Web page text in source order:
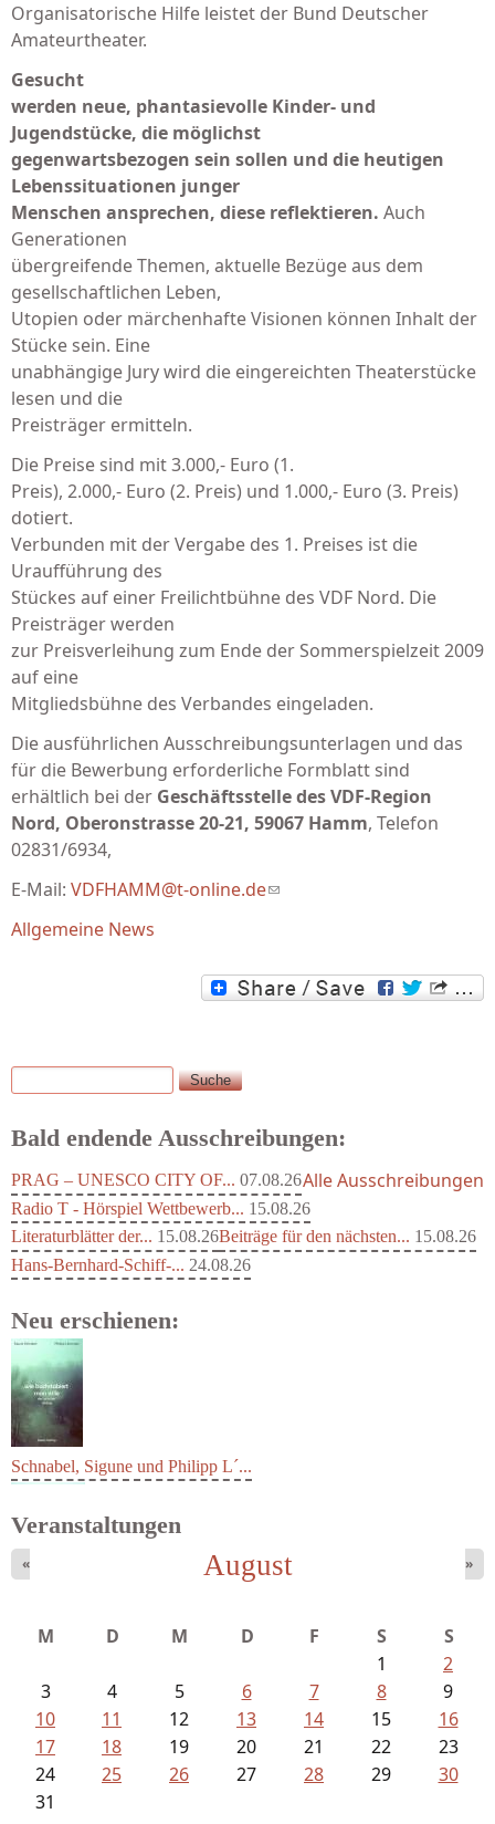
Organisatorische Hilfe leistet der Bund Deutscher
Amateurtheater.
Gesucht
werden neue, phantasievolle Kinder- und
Jugendstücke, die möglichst
gegenwartsbezogen sein sollen und die heutigen
Lebenssituationen junger
Menschen ansprechen, diese reflektieren. Auch
Generationen
übergreifende Themen, aktuelle Bezüge aus dem
gesellschaftlichen Leben,
Utopien oder märchenhafte Visionen können Inhalt der
Stücke sein. Eine
unabhängige Jury wird die eingereichten Theaterstücke
lesen und die
Preisträger ermitteln.
Die Preise sind mit 3.000,- Euro (1.
Preis), 2.000,- Euro (2. Preis) und 1.000,- Euro (3. Preis)
dotiert.
Verbunden mit der Vergabe des 1. Preises ist die
Uraufführung des
Stückes auf einer Freilichtbühne des VDF Nord. Die
Preisträger werden
zur Preisverleihung zum Ende der Sommerspielzeit 2009
auf eine
Mitgliedsbühne des Verbandes eingeladen.
Die ausführlichen Ausschreibungsunterlagen und das
für die Bewerbung erforderliche Formblatt sind
erhältlich bei der Geschäftsstelle des VDF-Region
Nord, Oberonstrasse 20-21, 59067 Hamm, Telefon
02831/6934,
E-Mail: VDFHAMM@t-online.de(link sends e-mail)
Allgemeine News
Suchformular
Suche
Bald endende Ausschreibungen:
PRAG – UNESCO CITY OF... 07.08.26
Radio T - Hörspiel Wettbewerb... 15.08.26
Literaturblätter der... 15.08.26Beiträge für den nächsten... 15.08.26
Hans-Bernhard-Schiff-... 24.08.26
Alle Ausschreibungen
Neu erschienen:
Schnabel, Sigune und Philipp L´...
Veranstaltungen
August
« »
M D M D F S
S
1
2
3
4 5 6 7 8
9
10
11 12 13 14 15
16
17
18 19 20 21 22
23
24
25 26 27 28 29
30
31